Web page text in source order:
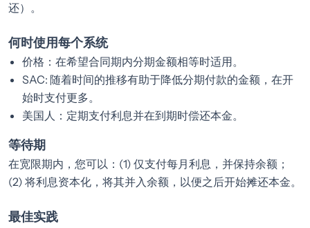
还）。
何时使用每个系统
价格：在希望合同期内分期金额相等时适用。
SAC: 随着时间的推移有助于降低分期付款的金额，在开
始时支付更多。
美国人：定期支付利息并在到期时偿还本金。
等待期
在宽限期内，您可以：(1) 仅支付每月利息，并保持余额；
(2) 将利息资本化，将其并入余额，以便之后开始摊还本金。
最佳实践